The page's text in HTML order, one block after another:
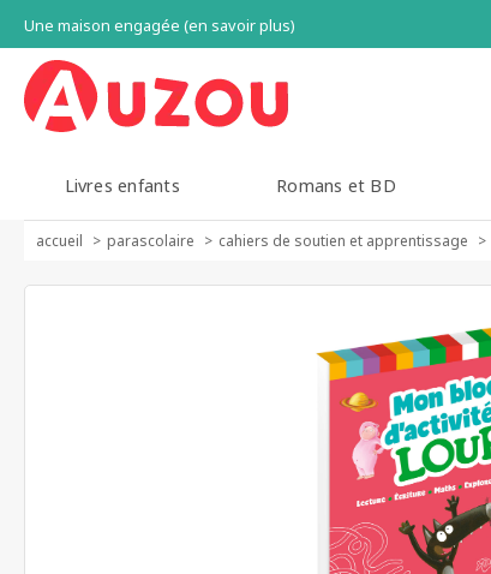
Une maison engagée (en savoir plus)
Livres enfants Romans et BD
accueil parascolaire cahiers de soutien et apprentissage